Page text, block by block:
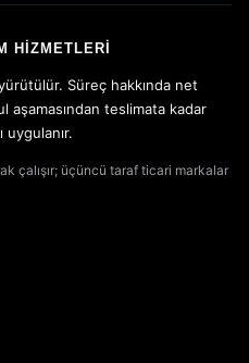
HIZMETLERI
Süreç hakkında net
aşamasından teslimata kadar
uygulanır.
çalışır; üçüncü taraf ticari markalar